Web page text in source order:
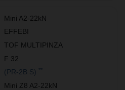
Mini A2-22kN
EFFEBI
TOF MULTIPINZA
F 32
(PR-2B S)
Mini Z8 A2-22kN